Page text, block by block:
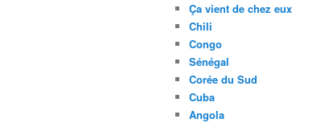
Ça vient de chez eux
Chili
Congo
Sénégal
Corée du Sud
Cuba
Angola